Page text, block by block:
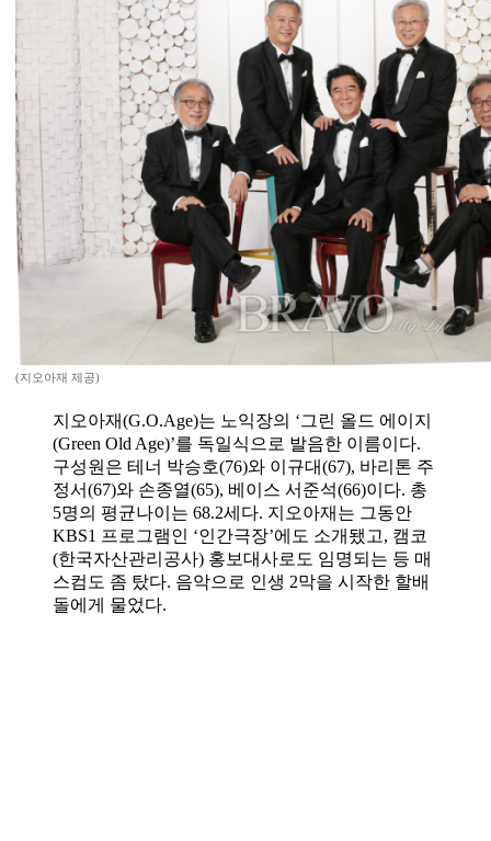
(지오아재 제공)
지오아재(G.O.Age)는 노익장의 ‘그린 올드 에이지
(Green Old Age)’를 독일식으로 발음한 이름이다.
구성원은 테너 박승호(76)와 이규대(67), 바리톤 주
정서(67)와 손종열(65), 베이스 서준석(66)이다. 총
5명의 평균나이는 68.2세다. 지오아재는 그동안
KBS1 프로그램인 ‘인간극장’에도 소개됐고, 캠코
(한국자산관리공사) 홍보대사로도 임명되는 등 매
스컴도 좀 탔다. 음악으로 인생 2막을 시작한 할배
돌에게 물었다.